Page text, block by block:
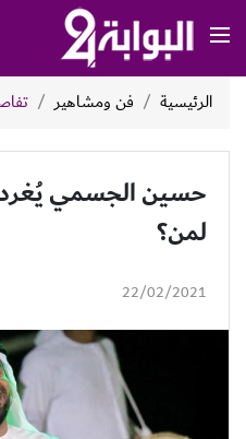
الرئيسية فن ومشاهير
حسين الجسمي
لمن؟
22/02/2021